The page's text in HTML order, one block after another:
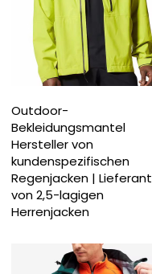
Outdoor-
Bekleidungsmantel
Hersteller von
kundenspezifischen
Regenjacken | Lieferant
von 2,5-lagigen
Herrenjacken